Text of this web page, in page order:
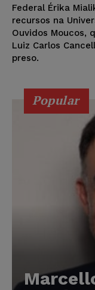
Federal Érika
recursos na
Ouvidos Moucos,
Luiz Carlos
preso.
Popular